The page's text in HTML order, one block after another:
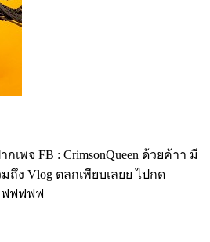
พจ FB : CrimsonQueen ด้วยค้าา มี
ง Vlog ตลกเพียบเลยย ไปกด
ฟฟฟฟฟ